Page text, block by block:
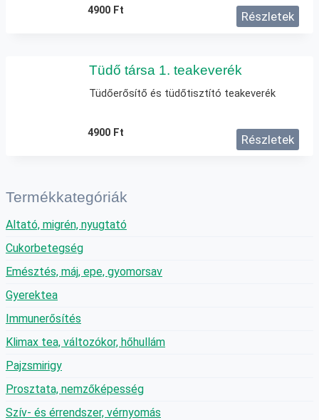
4900 Ft Részletek
Tüdő társa 1. teakeverék
Tüdőerősítő és tüdőtisztító teakeverék
4900 Ft Részletek
Termékkategóriák
Altató, migrén, nyugtató
Cukorbetegség
Emésztés, máj, epe, gyomorsav
Gyerektea
Immunerősítés
Klimax tea, változókor, hőhullám
Pajzsmirigy
Prosztata, nemzőképesség
Szív- és érrendszer, vérnyomás